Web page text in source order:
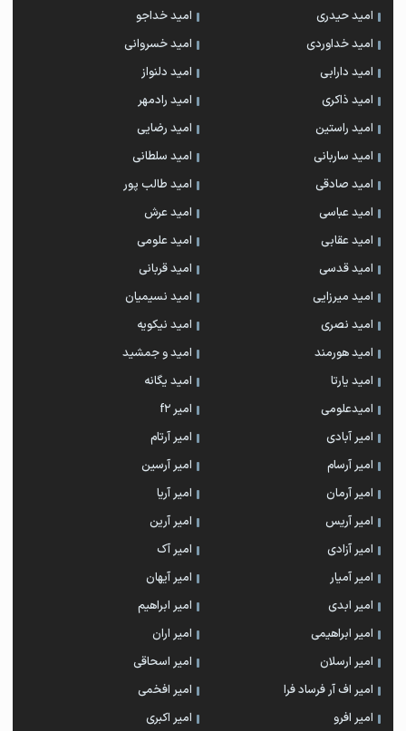
امید حیدری
امید خداجو
امید خداوردی
امید خسروانی
امید دارابی
امید دلنواز
امید ذاکری
امید رادمهر
امید راستین
امید رضایی
امید ساربانی
امید سلطانی
امید صادقی
امید طالب پور
امید عباسی
امید عرش
امید عقابی
امید علومی
امید قدسی
امید قربانی
امید میرزایی
امید نسیمیان
امید نصری
امید نیکویه
امید هورمند
امید و جمشید
امید یارتا
امید یگانه
امیدعلومی
امیر f2
امیر آبادی
امیر آرتام
امیر آرسام
امیر آرسین
امیر آرمان
امیر آریا
امیر آریس
امیر آرین
امیر آزادی
امیر آک
امیر آمیار
امیر آیهان
امیر ابدی
امیر ابراهیم
امیر ابراهیمی
امیر اران
امیر ارسلان
امیر اسحاقی
امیر اف آر فرساد فرا
امیر افخمی
امیر افرو
امیر اکبری